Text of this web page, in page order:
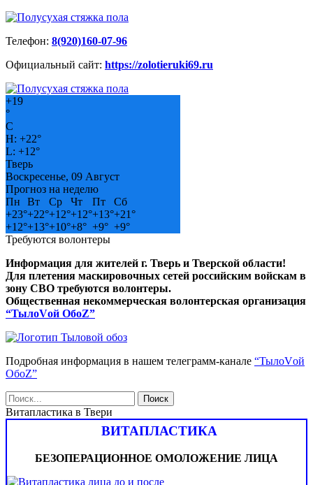
Телефон: 8(920)160-07-96
Официальный сайт: https://zolotieruki69.ru
+19
°
C
H: +22°
L: +12°
Тверь
Воскресенье, 09 Август
Прогноз на неделю
Пн
Вт Ср Чт Пт
Сб
+23°+22°+12°+12°+13°+21°
+12°+13°+10°+8° +9° +9°
Требуются волонтеры
Информация для жителей г. Тверь и Тверской области!
Для плетения маскировочных сетей российским войскам в
зону СВО требуются волонтеры.
Общественная некоммерческая волонтерская организация
“ТылоVой ОбоZ”
Подробная информация в нашем телеграмм-канале “ТылоVой
ОбоZ”
Витапластика в Твери
ВИТАПЛАСТИКА
БЕЗОПЕРАЦИОННОЕ ОМОЛОЖЕНИЕ ЛИЦА